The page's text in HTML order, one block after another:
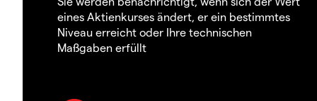
eines Aktienkurses ändert, er ein bestimmtes
Niveau erreicht oder Ihre technischen
Maßgaben erfüllt